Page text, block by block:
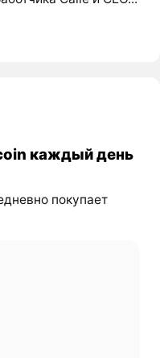
каждый день
покупает